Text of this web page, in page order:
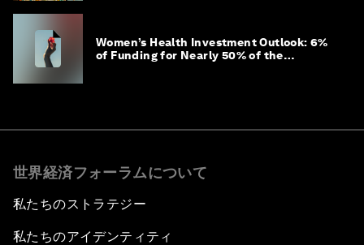
Women’s Health Investment Outlook: 6%
of Funding for Nearly 50% of the
世界経済フォーラムについて
私たちのストラテジー
私たちのアイデンティティ